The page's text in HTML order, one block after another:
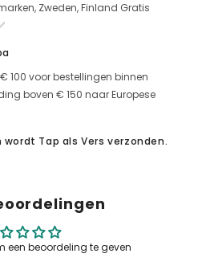
Zweden, Finland Gratis
100 voor bestellingen binnen
boven € 150 naar Europese
wordt Tap als Vers verzonden.
een beoordeling te geven